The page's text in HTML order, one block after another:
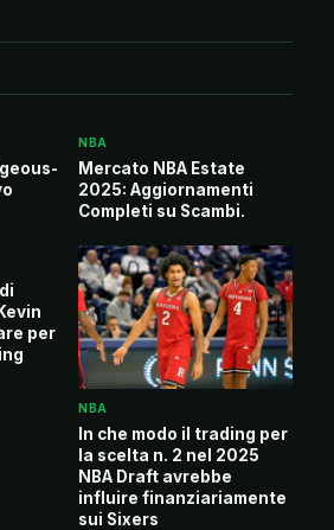
NBA
Mercato NBA Estate
2025: Aggiornamenti
Completi su Scambi.
per
NBA
In che modo il trading per
la scelta n. 2 nel 2025
NBA Draft avrebbe
influire finanziariamente
sui Sixers